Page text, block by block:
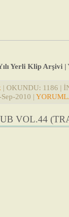
Yerli Klip Arşivi
| OKUNDU: 1186 |
2010 |
VOL.44